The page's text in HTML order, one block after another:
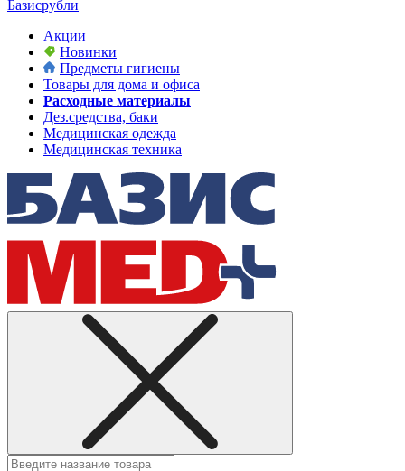
Базисрубли
Акции
Новинки
Предметы гигиены
Товары для дома и офиса
Расходные материалы
Дез.средства, баки
Медицинская одежда
Медицинская техника